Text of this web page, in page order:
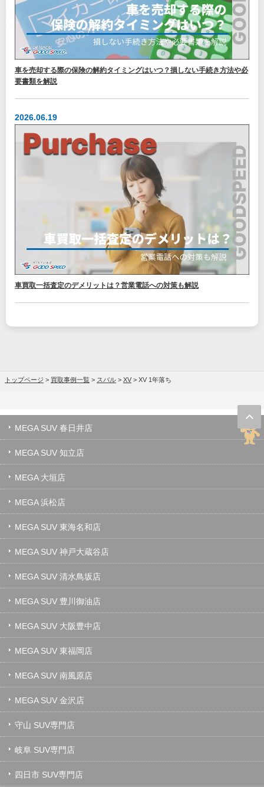
車を売却する際の保険の解約タイミングはいつ？損しない手続き方法や必
要書類を解説
2026.06.19
車買取一括査定のデメリットは？営業電話への対策も解説
トップページ > 買取事例一覧 > スバル > XV > XV 1年落ち
MEGA SUV 春日井店
MEGA SUV 知立店
MEGA 大垣店
MEGA 浜松店
MEGA SUV 東海名和店
MEGA SUV 神戸大蔵谷店
MEGA SUV 清水鳥坂店
MEGA SUV 豊川御油店
MEGA SUV 大阪豊中店
MEGA SUV 東福岡店
MEGA SUV 南風原店
MEGA SUV 金沢店
守山 SUV専門店
岐阜 SUV専門店
四日市 SUV専門店